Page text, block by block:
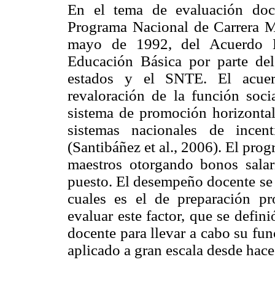
En el tema de evaluación
Programa Nacional de Carrera
mayo de 1992, del Acuerdo
Educación Básica por parte
estados y el SNTE. El
revaloración de la función
sistema de promoción
sistemas nacionales de
(Santibáñez et al., 2006). El
maestros otorgando bonos
puesto. El desempeño docente
cuales es el de preparación
evaluar este factor, que se
docente para llevar a cabo su
aplicado a gran escala desde